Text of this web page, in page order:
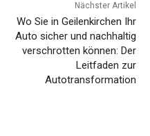
Nächster Artikel
Wo Sie in Geilenkirchen Ihr
Auto sicher und nachhaltig
verschrotten können: Der
Leitfaden zur
Autotransformation